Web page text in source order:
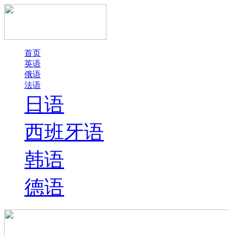
首页
英语
俄语
法语
日语
西班牙语
韩语
德语